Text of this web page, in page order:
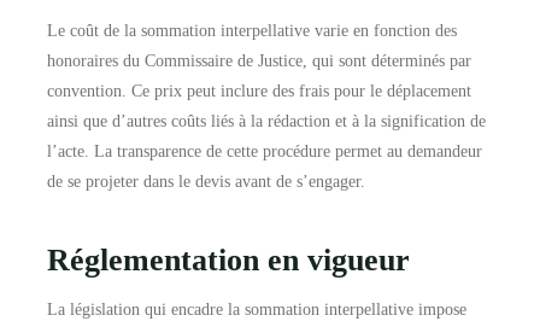
Le coût de la sommation interpellative varie en fonction des
honoraires du Commissaire de Justice, qui sont déterminés par
convention. Ce prix peut inclure des frais pour le déplacement
ainsi que d’autres coûts liés à la rédaction et à la signification de
l’acte. La transparence de cette procédure permet au demandeur
de se projeter dans le devis avant de s’engager.
Réglementation en vigueur
La législation qui encadre la sommation interpellative impose